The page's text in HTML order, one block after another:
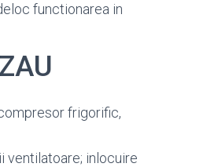
functionarea in
frigorific,
ventilatoare; inlocuire